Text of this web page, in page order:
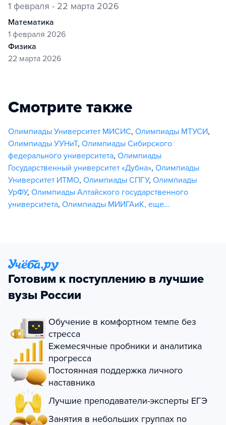
1 февраля - 22 марта 2026
математика
1 февраля 2026
физика
22 марта 2026
Смотрите также
Олимпиады Университет МИСИС, Олимпиады МТУСИ,
Олимпиады УУНиТ, Олимпиады Сибирского
федерального университета, Олимпиады
Государственный университет «Дубна», Олимпиады
Университет ИТМО, Олимпиады СПГУ, Олимпиады
УрФУ, Олимпиады Алтайского государственного
университета, Олимпиады МИИГАиК, еще...
Готовим к поступлению в лучшие
вузы России
Обучение в комфортном темпе без
стресса
Ежемесячные пробники и аналитика
прогресса
Постоянная поддержка личного
наставника
Лучшие преподаватели-эксперты ЕГЭ
Занятия в небольших группах по